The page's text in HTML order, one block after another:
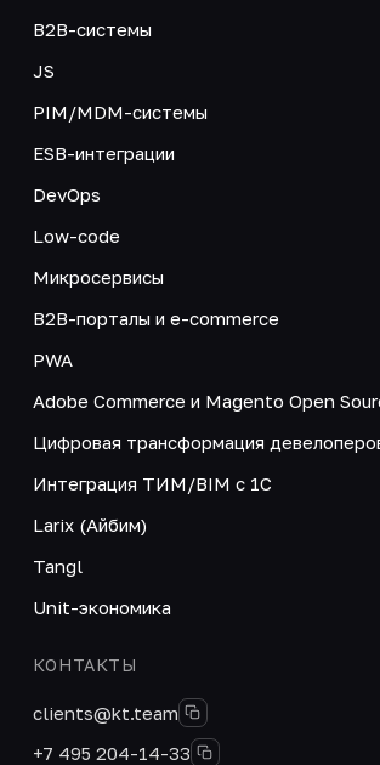
B2B-системы
JS
PIM/MDM-системы
ESB-интеграции
DevOps
Low-code
Микросервисы
B2B-порталы и e-commerce
PWA
Adobe Commerce и Magento Open
Цифровая трансформация
Интеграция ТИМ/BIM с 1С
Larix (Айбим)
Tangl
Unit-экономика
КОНТАКТЫ
clients@kt.team
+7 495 204-14-33